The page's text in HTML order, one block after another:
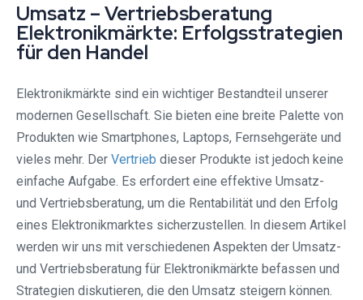
Umsatz – Vertriebsberatung
Elektronikmärkte: Erfolgsstrategien
für den Handel
Elektronikmärkte sind ein wichtiger Bestandteil unserer
modernen Gesellschaft. Sie bieten eine breite Palette von
Produkten wie Smartphones, Laptops, Fernsehgeräte und
vieles mehr. Der Vertrieb dieser Produkte ist jedoch keine
einfache Aufgabe. Es erfordert eine effektive Umsatz-
und Vertriebsberatung, um die Rentabilität und den Erfolg
eines Elektronikmarktes sicherzustellen. In diesem Artikel
werden wir uns mit verschiedenen Aspekten der Umsatz-
und Vertriebsberatung für Elektronikmärkte befassen und
Strategien diskutieren, die den Umsatz steigern können.